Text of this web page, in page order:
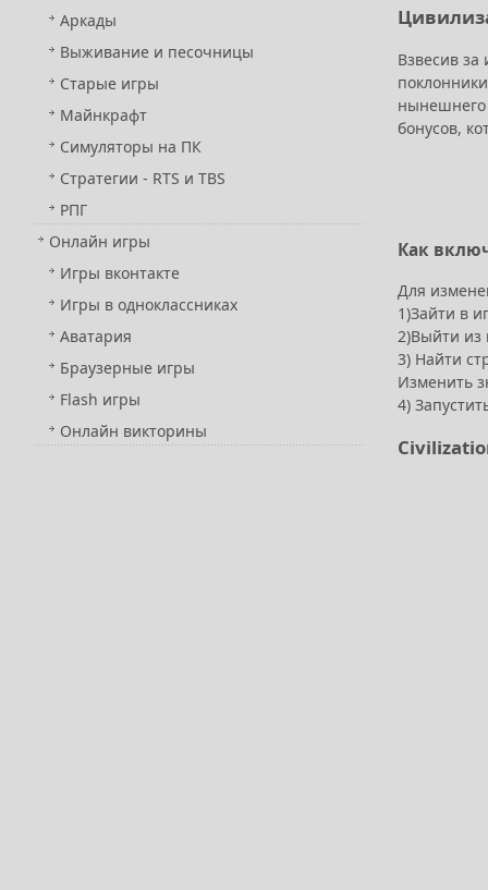
Взвесив
нынешнего
бонусов,
Как
Для
1)Зайти в
2)Выйти
3) Найти
Изменить
4)
Аркады
Выживание и песочницы
Старые игры
Майнкрафт
Симуляторы на ПК
Стратегии - RTS и TBS
РПГ
Онлайн игры
Игры вконтакте
Игры в одноклассниках
Аватария
Браузерные игры
Flash игры
Онлайн викторины